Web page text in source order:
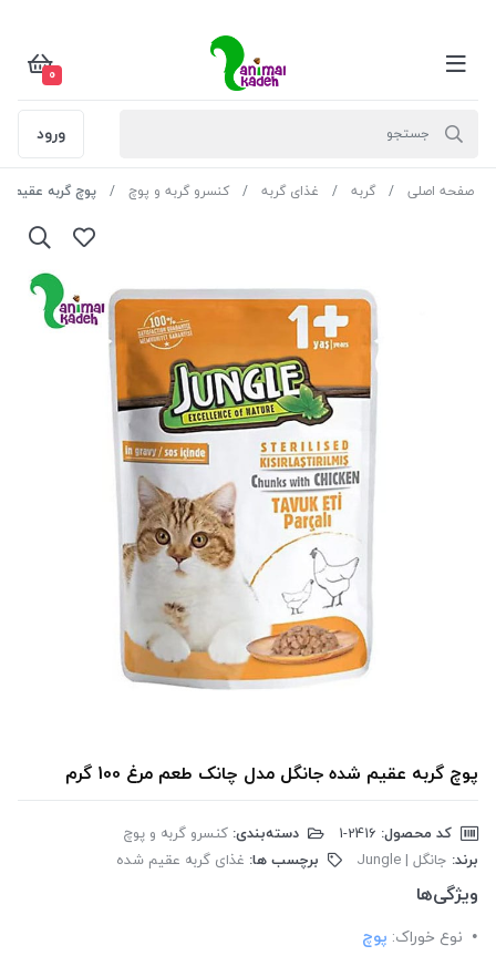
0
ورود
صفحه اصلی گربه غذای گربه کنسرو گربه و پوچ پوچ گربه عقیم
پوچ گربه عقیم شده جانگل مدل چانک طعم مرغ 100 گرم
کد محصول: دسته‌بندی: کنسرو گربه و پوچ
برند: جانگل | Jungle برچسب ها: غذای گربه عقیم شده
ویژگی‌ها
نوع خوراک: پوچ